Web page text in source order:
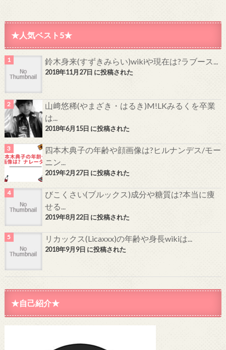
★人気ベスト5★
鈴木身来(すずきみらい)wikiや現在は?ラブース...
2018年11月27日 に投稿された
山﨑悠稀(やまざき・はるき)M!LKみるくを卒業
は...
2018年6月15日 に投稿された
四本木典子の年齢や顔画像は?ヒルナンデス/モー
ニン...
2019年2月27日 に投稿された
びこくさい(ブルックス)成分や糖質は?本当に痩
せる...
2019年8月22日 に投稿された
リカックス(Licaxxx)の年齢や身長wikiは...
2018年9月9日 に投稿された
★自己紹介★